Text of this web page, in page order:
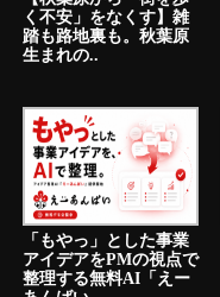
く不安」をなくす】雑
踏も路地裏も。秋葉原
生まれの..
「もやっ」とした事業
アイデアをPMの視点で
整理する無料AI「えー